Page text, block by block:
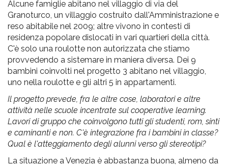
Alcune famiglie abitano nel villaggio di via del
Granoturco, un villaggio costruito dall'Amministrazione e
reso abitabile nel 2009; altre vivono in contesti di
residenza popolare dislocati in vari quartieri della città.
C'è solo una roulotte non autorizzata che stiamo
provvedendo a sistemare in maniera diversa. Dei 9
bambini coinvolti nel progetto 3 abitano nel villaggio,
uno nella roulotte e gli altri 5 in appartamenti.
Il progetto prevede, fra le altre cose, laboratori e altre
attività nelle scuole incentrate sul cooperative learning.
Lavori di gruppo che coinvolgono tutti gli studenti, rom, sinti
e caminanti e non. C'è integrazione fra i bambini in classe?
Qual è l'atteggiamento degli alunni verso gli stereotipi?
La situazione a Venezia è abbastanza buona, almeno da